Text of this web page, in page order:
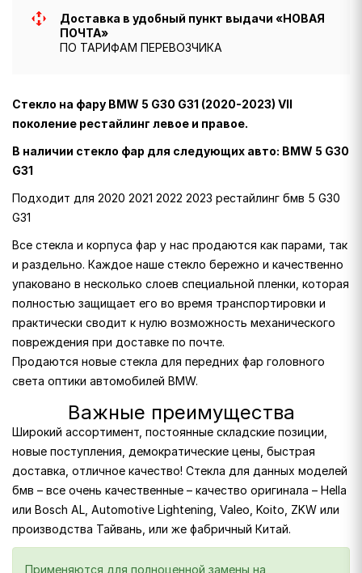
Доставка в удобный пункт выдачи «НОВАЯ
ПОЧТА»
ПО ТАРИФАМ ПЕРЕВОЗЧИКА
Стекло на фару BMW 5 G30 G31 (2020-2023) VII
поколение рестайлинг левое и правое.
В наличии стекло фар для следующих авто: BMW 5 G30
G31
Подходит для 2020 2021 2022 2023 рестайлинг бмв 5 G30
G31
Все стекла и корпуса фар у нас продаются как парами, так
и раздельно. Каждое наше стекло бережно и качественно
упаковано в несколько слоев специальной пленки, которая
полностью защищает его во время транспортировки и
практически сводит к нулю возможность механического
повреждения при доставке по почте.
Продаются новые стекла для передних фар головного
света оптики автомобилей BMW.
Важные преимущества
Широкий ассортимент, постоянные складские позиции,
новые поступления, демократические цены, быстрая
доставка, отличное качество! Стекла для данных моделей
бмв – все очень качественные – качество оригинала – Hella
или Bosch AL, Automotive Lightening, Valeo, Koito, ZKW или
производства Тайвань, или же фабричный Китай.
Применяются для полноценной замены на